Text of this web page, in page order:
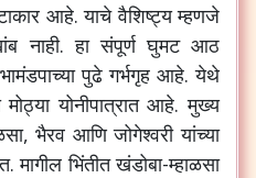
आहे. याचे वैशिष्ट्य म्हणजे
नाही. हा संपूर्ण घुमट आठ
पुढे गर्भगृह आहे. येथे
योनीपात्रात आहे. मुख्य
भैरव आणि जोगेश्वरी यांच्या
मागील भिंतीत खंडोबा-म्हाळसा